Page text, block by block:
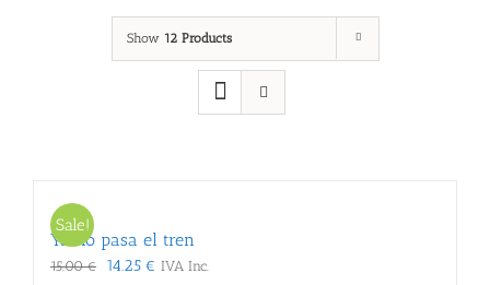
Show 12 Products
Sale!
Ya no pasa el tren
15.00€
El
14.25 € El
IVA Inc.